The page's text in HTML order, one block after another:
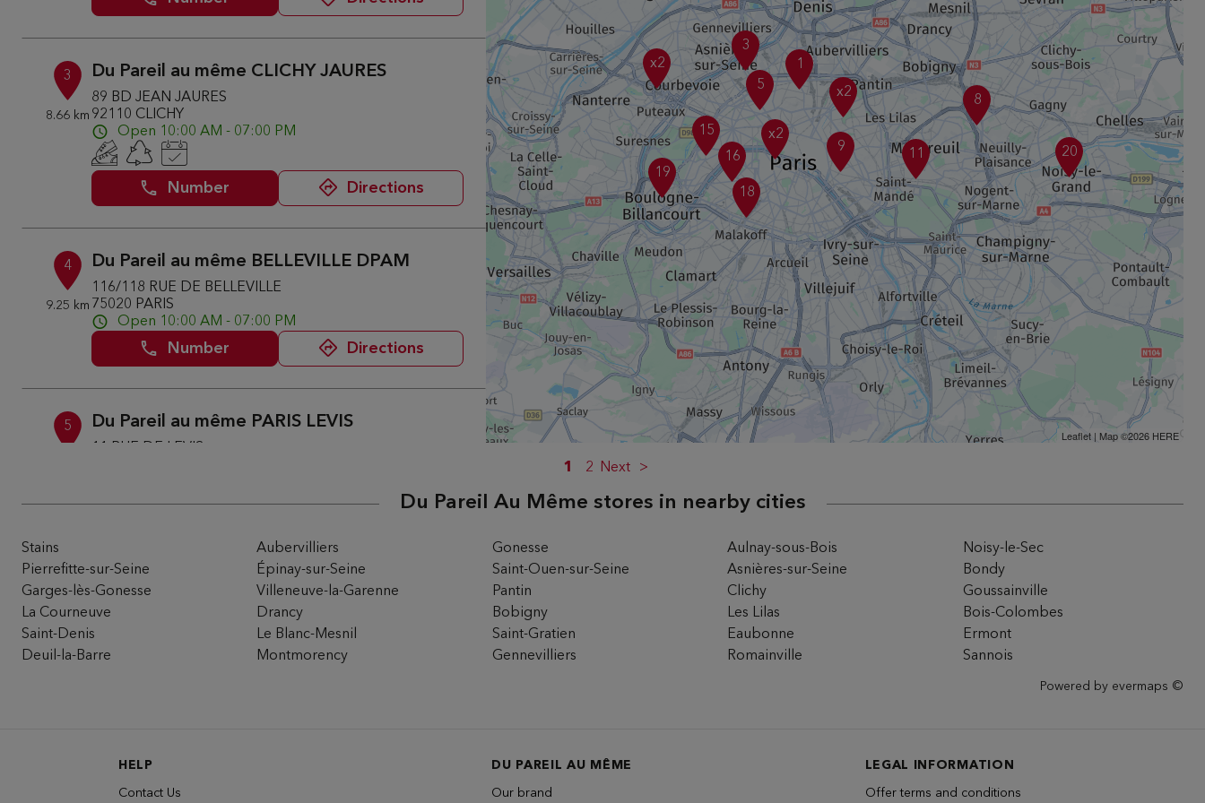
3
8.66 km
Du Pareil au même CLICHY JAURES
89 BD JEAN JAURES
92110 CLICHY
Open 10:00 AM - 07:00 PM
Number Directions
4
9.25 km
Du Pareil au même BELLEVILLE DPAM
116/118 RUE DE BELLEVILLE
75020 PARIS
Open 10:00 AM - 07:00 PM
Number Directions
5 Du Pareil au même PARIS LEVIS
6
10.16
Du Pareil au même ARGENTEUIL FOCH
CC LOT 21 50 AVENUE DU MARECHAL FOCH
95100 ARGENTEUIL
20
11
8
18
9
19
16
15
x2
5
3
1
x2
x2
Leaflet| Map ©2026 HERE
1 2 Next
Du Pareil Au Même stores in nearby cities
Stains
Pierrefitte-sur-Seine
Garges-lès-Gonesse
La Courneuve
Saint-Denis
Deuil-la-Barre
Aubervilliers
Épinay-sur-Seine
Villeneuve-la-Garenne
Drancy
Le Blanc-Mesnil
Montmorency
Gonesse
Saint-Ouen-sur-Seine
Pantin
Bobigny
Saint-Gratien
Gennevilliers
Aulnay-sous-Bois
Asnières-sur-Seine
Clichy
Les Lilas
Eaubonne
Romainville
Noisy-le-Sec
Bondy
Goussainville
Bois-Colombes
Ermont
Sannois
Powered by evermaps ©
HELP
Contact Us
DU PAREIL AU MÊME
Our brand
LEGAL INFORMATION
Offer terms and conditions